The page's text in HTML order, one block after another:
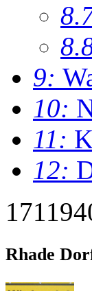
9:
10:
11:
12:
Rhade